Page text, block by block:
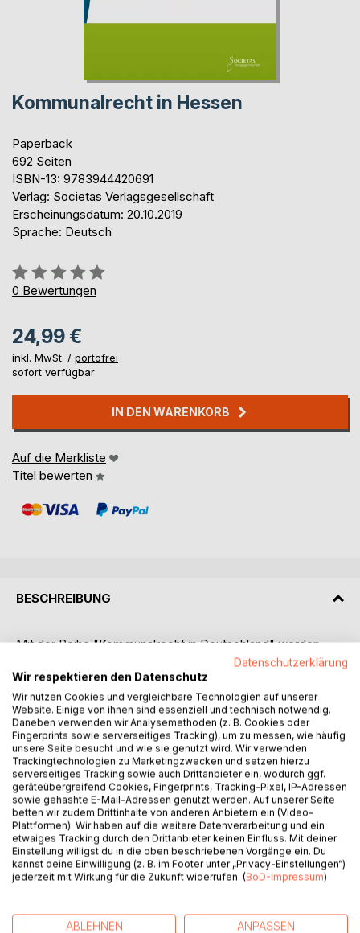
Kommunalrecht in Hessen
Paperback
692 Seiten
ISBN-13: 9783944420691
Verlag: Societas Verlagsgesellschaft
Erscheinungsdatum: 20.10.2019
Sprache: Deutsch
Bewertung::
0%
0 Bewertungen
24,99 €
inkl. MwSt. / portofrei
sofort verfügbar
IN DEN WARENKORB
Auf die Merkliste
Titel bewerten
BESCHREIBUNG
Mit der Reihe "Kommunalrecht in Deutschland" werden
allen Kommunalpolitikern und Interessierten kompakte und
umfassende Textsammlungen an die Hand gegeben. Die
Reihe richtet sich insbesondere an all diejenigen, die in
Politik, Verwaltung, Justiz, Anwaltschaft, Vereinen und
Verbänden die Rechtspraxis der kommunalen
Selbstverwaltung mitgestalten. Freilich sei sie auch dem
interessierten Bürger an die Hand gegeben.
Der vorliegende Band "Kommunalrecht in Hessen" soll dem
Rechtssuchenden die bedeutendsten und am häufigsten
genutzten Gesetze und Verordnungen des Landes Hessen
von kommunalpolitischer Bedeutung erschließen.
Stand der Gesetze: 20. Oktober 2019
Datenschutzerklärung
Wir respektieren den Datenschutz
Wir nutzen Cookies und vergleichbare Technologien auf unserer
Website. Einige von ihnen sind essenziell und technisch notwendig.
Daneben verwenden wir Analysemethoden (z. B. Cookies oder
Fingerprints sowie serverseitiges Tracking), um zu messen, wie häufig
unsere Seite besucht und wie sie genutzt wird. Wir verwenden
Trackingtechnologien zu Marketingzwecken und setzen hierzu
serverseitiges Tracking sowie auch Drittanbieter ein, wodurch ggf.
geräteübergreifend Cookies, Fingerprints, Tracking-Pixel, IP-Adressen
sowie gehashte E-Mail-Adressen genutzt werden. Auf unserer Seite
betten wir zudem Drittinhalte von anderen Anbietern ein (Video-
Plattformen). Wir haben auf die weitere Datenverarbeitung und ein
etwaiges Tracking durch den Drittanbieter keinen Einfluss. Mit deiner
Einstellung willigst du in die oben beschriebenen Vorgänge ein. Du
kannst deine Einwilligung (z. B. im Footer unter „Privacy-Einstellungen“)
jederzeit mit Wirkung für die Zukunft widerrufen. (BoD-Impressum)
ABLEHNEN ANPASSEN